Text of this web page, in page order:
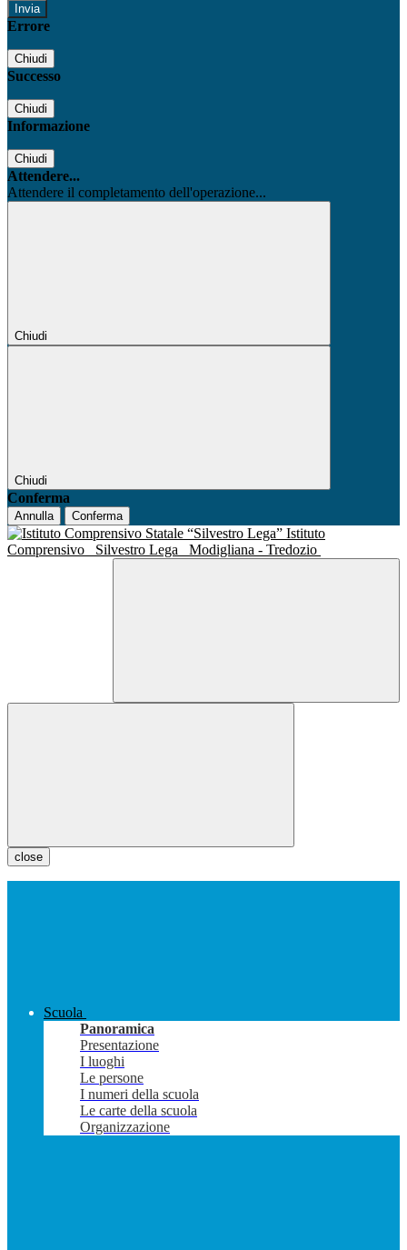
Errore
Chiudi
Successo
Chiudi
Informazione
Chiudi
Attendere...
Attendere il completamento dell'operazione...
Chiudi
Chiudi
Conferma
Annulla Conferma
Istituto
Comprensivo
Silvestro Lega Modigliana - Tredozio
close
Scuola
Panoramica
Presentazione
I luoghi
Le persone
I numeri della scuola
Le carte della scuola
Organizzazione